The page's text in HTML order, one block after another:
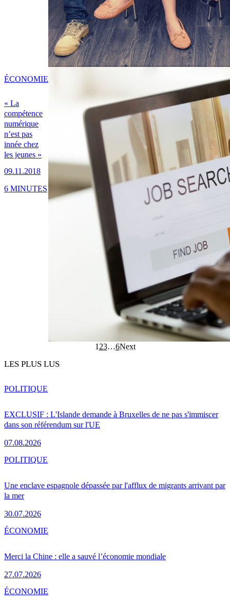
« La
compétence
numérique
n’est pas
innée chez
les jeunes »
09.11.2018
ÉCONOMIE
6 MINUTES
1 23…6Next
LES PLUS LUS
EXCLUSIF : L'Islande demande à Bruxelles de ne pas s'immiscer
dans son référendum sur l'UE
07.08.2026
POLITIQUE
Une enclave espagnole dépassée par l'afflux de migrants arrivant par
la mer
30.07.2026
POLITIQUE
Merci la Chine : elle a sauvé l’économie mondiale
27.07.2026
ÉCONOMIE
ÉCONOMIE